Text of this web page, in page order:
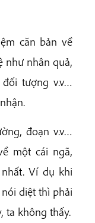
căn bản về
như nhân quả,
tượng v.v…
đoạn v.v…
một cái ngã,
Ví dụ khi
diệt thì phải
ta không thấy.